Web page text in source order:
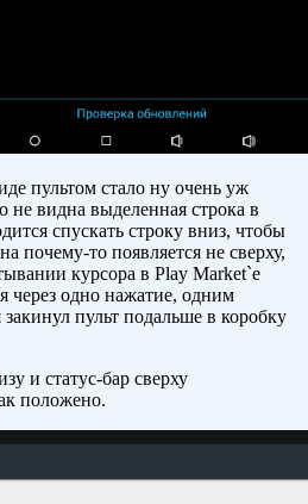
пультом стало ну очень уж
не видна выделенная строка в
спускать строку вниз, чтобы
почему-то появляется не сверху,
курсора в Play Market`е
через одно нажатие, одним
пульт подальше в коробку
и статус-бар сверху
положено.